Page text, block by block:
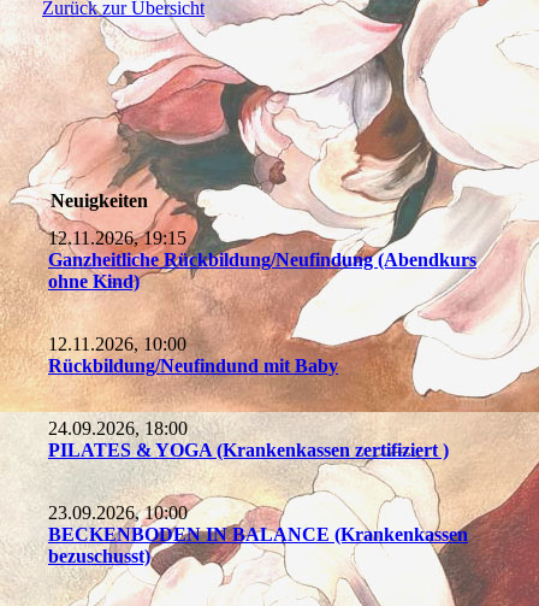
Zurück zur Übersicht
Neuigkeiten
12.11.2026, 19:15
Ganzheitliche Rückbildung/Neufindung (Abendkurs
ohne Kind)
12.11.2026, 10:00
Rückbildung/Neufindund mit Baby
24.09.2026, 18:00
PILATES & YOGA (Krankenkassen zertifiziert )
23.09.2026, 10:00
BECKENBODEN IN BALANCE (Krankenkassen
bezuschusst)